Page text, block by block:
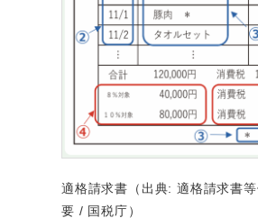
適格請求書（出典: 適格請求書
要 / 国税庁）